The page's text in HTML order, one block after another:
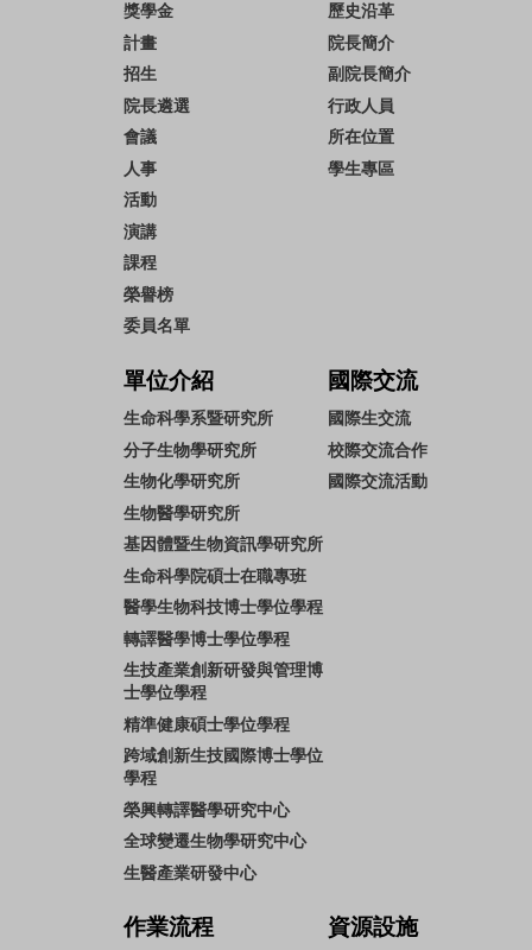
獎學金
計畫
招生
院長遴選
會議
人事
活動
演講
課程
榮譽榜
委員名單
歷史沿革
院長簡介
副院長簡介
行政人員
所在位置
學生專區
單位介紹
生命科學系暨研究所
分子生物學研究所
生物化學研究所
生物醫學研究所
基因體暨生物資訊學研究所
生命科學院碩士在職專班
醫學生物科技博士學位學程
轉譯醫學博士學位學程
生技產業創新研發與管理博
士學位學程
精準健康碩士學位學程
跨域創新生技國際博士學位
學程
榮興轉譯醫學研究中心
全球變遷生物學研究中心
生醫產業研發中心
國際交流
國際生交流
校際交流合作
國際交流活動
作業流程 資源設施